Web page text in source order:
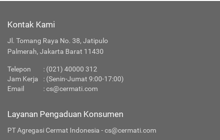
Kontak Kami
Jl. Tomang Raya No. 38, Jatipulo
Palmerah, Jakarta Barat 11430
Telepon : (021) 40000 312
Jam Kerja
: (Senin-Jumat 9:00-17:00)
Email
:cs@cermati.com
Layanan Pengaduan Konsumen
PT Agregasi Cermat Indonesia - cs@cermati.com